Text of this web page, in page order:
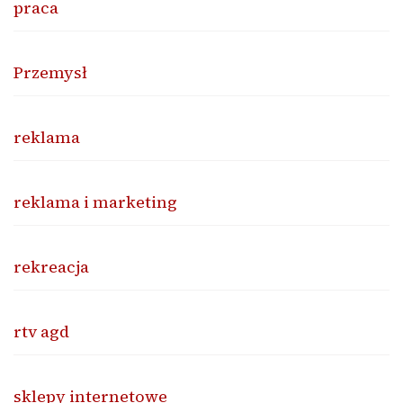
praca
Przemysł
reklama
reklama i marketing
rekreacja
rtv agd
sklepy internetowe